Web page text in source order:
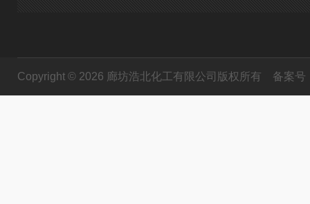
Copyright © 2026 廊坊浩北化工有限公司版权所有 备案号